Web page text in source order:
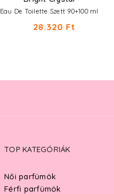
Eau De Toilette Szett 90+100 ml
28.320 Ft
TOP KATEGÓRIÁK
Női parfümök
Férfi parfümök